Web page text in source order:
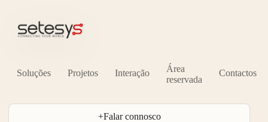
Soluções Projetos Interação
Área
reservada
Contactos
+Falar connosco